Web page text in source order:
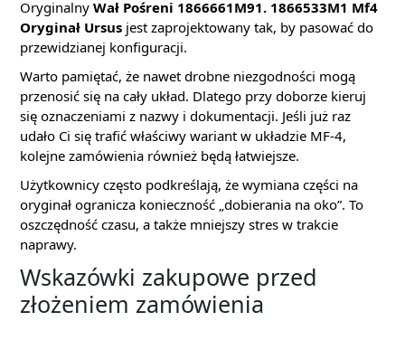
Oryginalny Wał Pośreni 1866661M91. 1866533M1 Mf4
Oryginał Ursus jest zaprojektowany tak, by pasować do
przewidzianej konfiguracji.
Warto pamiętać, że nawet drobne niezgodności mogą
przenosić się na cały układ. Dlatego przy doborze kieruj
się oznaczeniami z nazwy i dokumentacji. Jeśli już raz
udało Ci się trafić właściwy wariant w układzie MF-4,
kolejne zamówienia również będą łatwiejsze.
Użytkownicy często podkreślają, że wymiana części na
oryginał ogranicza konieczność „dobierania na oko”. To
oszczędność czasu, a także mniejszy stres w trakcie
naprawy.
Wskazówki zakupowe przed
złożeniem zamówienia